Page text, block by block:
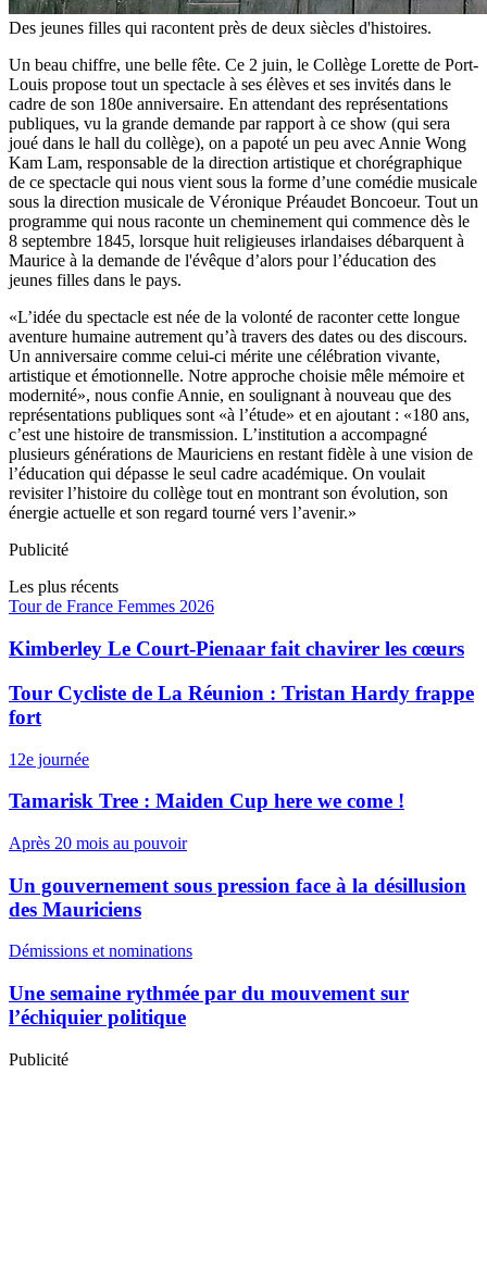
Des jeunes filles qui racontent près de deux siècles d'histoires.
Un beau chiffre, une belle fête. Ce 2 juin, le Collège Lorette de Port-
Louis propose tout un spectacle à ses élèves et ses invités dans le
cadre de son 180e anniversaire. En attendant des représentations
publiques, vu la grande demande par rapport à ce show (qui sera
joué dans le hall du collège), on a papoté un peu avec Annie Wong
Kam Lam, responsable de la direction artistique et chorégraphique
de ce spectacle qui nous vient sous la forme d’une comédie musicale
sous la direction musicale de Véronique Préaudet Boncoeur. Tout un
programme qui nous raconte un cheminement qui commence dès le
8 septembre 1845, lorsque huit religieuses irlandaises débarquent à
Maurice à la demande de l'évêque d’alors pour l’éducation des
jeunes filles dans le pays.
«L’idée du spectacle est née de la volonté de raconter cette longue
aventure humaine autrement qu’à travers des dates ou des discours.
Un anniversaire comme celui-ci mérite une célébration vivante,
artistique et émotionnelle. Notre approche choisie mêle mémoire et
modernité», nous confie Annie, en soulignant à nouveau que des
représentations publiques sont «à l’étude» et en ajoutant : «180 ans,
c’est une histoire de transmission. L’institution a accompagné
plusieurs générations de Mauriciens en restant fidèle à une vision de
l’éducation qui dépasse le seul cadre académique. On voulait
revisiter l’histoire du collège tout en montrant son évolution, son
énergie actuelle et son regard tourné vers l’avenir.»
Publicité
Les plus récents
Tour de France Femmes 2026
Kimberley Le Court-Pienaar fait chavirer les cœurs
Tour Cycliste de La Réunion : Tristan Hardy frappe
fort
12e journée
Tamarisk Tree : Maiden Cup here we come !
Après 20 mois au pouvoir
Un gouvernement sous pression face à la désillusion
des Mauriciens
Démissions et nominations
Une semaine rythmée par du mouvement sur
l’échiquier politique
Publicité